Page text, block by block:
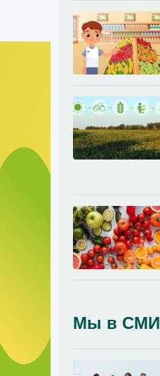
Мы в СМИ